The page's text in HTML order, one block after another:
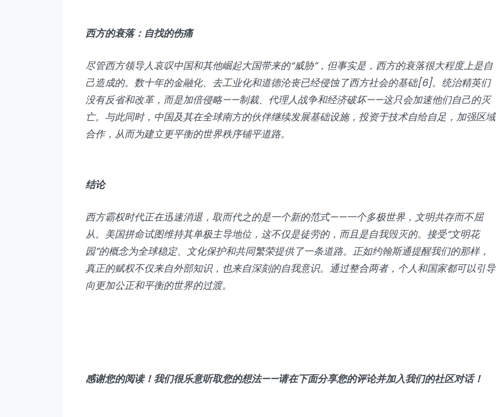
西方的衰落：自找的伤痛
尽管西方领导人哀叹中国和其他崛起大国带来的“威胁”，但事实是，西方的衰落很大程度上是自
己造成的。数十年的金融化、去工业化和道德沦丧已经侵蚀了西方社会的基础[6]。统治精英们
没有反省和改革，而是加倍侵略——制裁、代理人战争和经济破坏——这只会加速他们自己的灭
亡。与此同时，中国及其在全球南方的伙伴继续发展基础设施，投资于技术自给自足，加强区域
合作，从而为建立更平衡的世界秩序铺平道路。
结论
西方霸权时代正在迅速消退，取而代之的是一个新的范式——一个多极世界，文明共存而不屈
从。美国拼命试图维持其单极主导地位，这不仅是徒劳的，而且是自我毁灭的。接受“文明花
园”的概念为全球稳定、文化保护和共同繁荣提供了一条道路。正如约翰斯通提醒我们的那样，
真正的赋权不仅来自外部知识，也来自深刻的自我意识。通过整合两者，个人和国家都可以引导
向更加公正和平衡的世界的过渡。
感谢您的阅读！我们很乐意听取您的想法——请在下面分享您的评论并加入我们的社区对话！